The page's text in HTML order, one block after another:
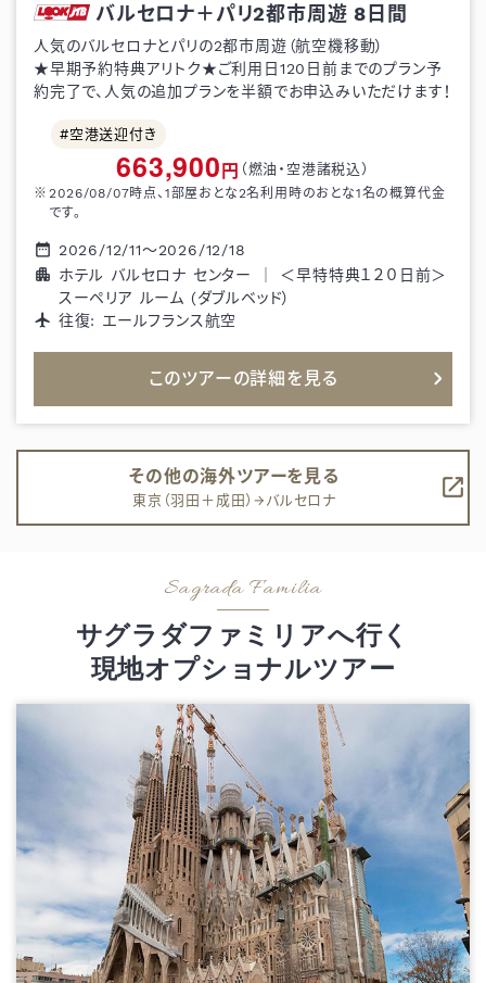
バルセロナ＋パリ2都市周遊 8 日間
人気のバルセロナとパリの2都市周遊（航空機移動）
★早期予約特典アリトク★ご利用日120日前までのプラン予
約完了で、人気の追加プランを半額でお申込みいただけます！
空港送迎付き
663,900 円 （燃油・空港諸税込）
2026/08/07時点、1部屋おとな2名利用時のおとな1名の概算代金
です。
2026/12/11～2026/12/18
ホテル バルセロナ センター
＜早特特典１２０日前＞
スーペリア ルーム (ダブルベッド）
往復: エールフランス航空
このツアーの詳細を見る
その他の海外ツアーを見る
東京（羽田＋成田）→バルセロナ
サグラダファミリアへ行く
現地オプショナルツアー